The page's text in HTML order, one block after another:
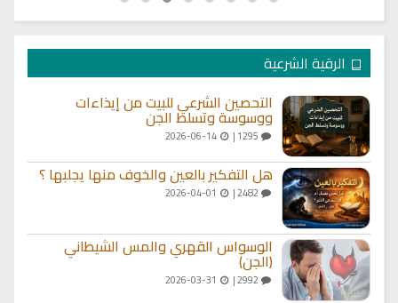
الرقية الشرعية
التحصين الشرعي للبيت من إيذاءات
ووسوسة وتسلط الجن
2026-06-14
هل التفكير بالعين والخوف منها يجلبها ؟
الوسواس القهري والمس الشيطاني
(الجن)